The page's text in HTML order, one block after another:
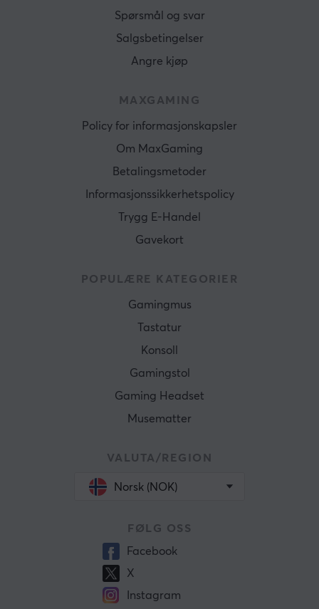
Spørsmål og svar
Salgsbetingelser
Angre kjøp
MAXGAMING
Policy for informasjonskapsler
Om MaxGaming
Betalingsmetoder
Informasjonssikkerhetspolicy
Trygg E-Handel
Gavekort
POPULÆRE KATEGORIER
Gamingmus
Tastatur
Konsoll
Gamingstol
Gaming Headset
Musematter
VALUTA/REGION
Norsk (NOK)
FØLG OSS
Facebook
X
Instagram